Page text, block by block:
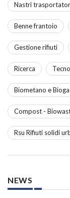
Nastri
Benne frantoio
Gestione rifiuti
Ricerca
Biometano e
Compost -
Rsu Rifiuti solidi
NEWS